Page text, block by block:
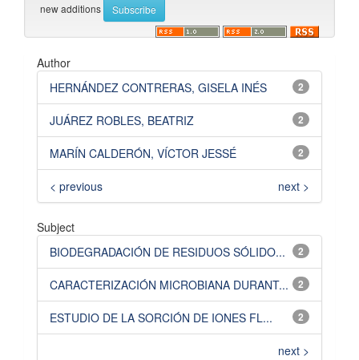
new additions
Author
2
HERNÁNDEZ CONTRERAS, GISELA INÉS
2
JUÁREZ ROBLES, BEATRIZ
2
MARÍN CALDERÓN, VÍCTOR JESSÉ
< previous next >
Subject
2
BIODEGRADACIÓN DE RESIDUOS SÓLIDO...
2
CARACTERIZACIÓN MICROBIANA DURANT...
2
ESTUDIO DE LA SORCIÓN DE IONES FL...
next >